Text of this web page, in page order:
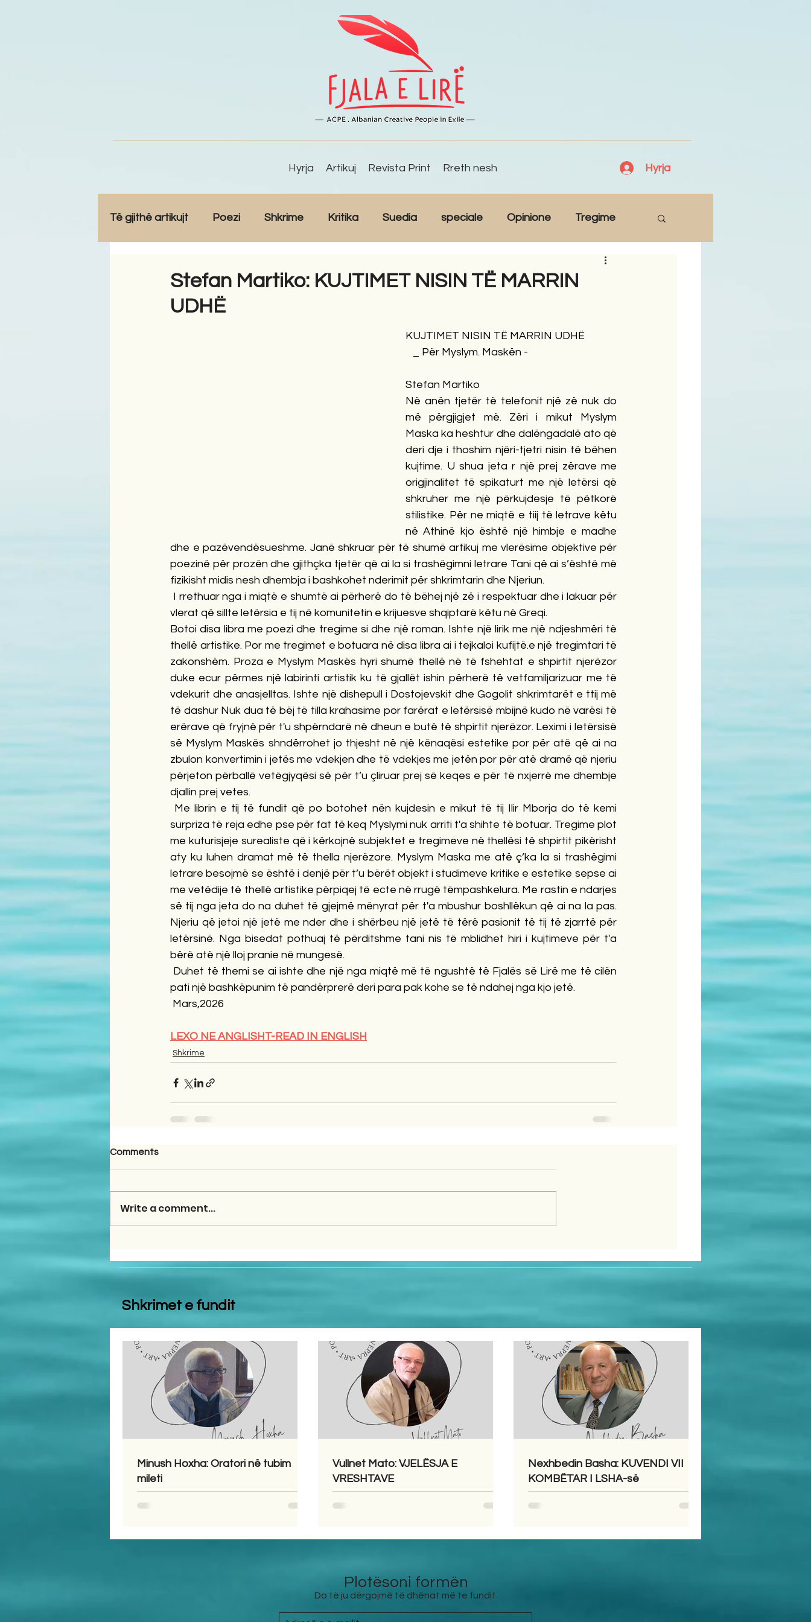
Hyrja Artikuj Revista Print Rreth nesh Hyrja
Të gjithë artikujt Poezi Shkrime Kritika Suedia speciale Opinione Tregime
Stefan Martiko: KUJTIMET NISIN TË MARRIN
UDHË
KUJTIMET NISIN TË MARRIN UDHË
_ Për Myslym. Maskën -
Stefan Martiko
Në anën tjetër të telefonit një zë nuk do
më përgjigjet më. Zëri i mikut Myslym
Maska ka heshtur dhe dalëngadalë ato që
deri dje i thoshim njëri-tjetri nisin të bëhen
kujtime. U shua jeta r një prej zërave me
origjinalitet të spikaturt me një letërsi që
shkruher me një përkujdesje të pëtkorë
stilistike. Për ne miqtë e tiij të letrave këtu
në Athinë kjo është një himbje e madhe
dhe e pazëvendësueshme. Janë shkruar për të shumë artikuj me vlerësime objektive për
poezinë për prozën dhe gjithçka tjetër që ai la si trashëgimni letrare Tani që ai s’është më
fizikisht midis nesh dhembja i bashkohet nderimit për shkrimtarin dhe Njeriun.
I rrethuar nga i miqtë e shumtë ai përherë do të bëhej një zë i respektuar dhe i lakuar për
vlerat që sillte letërsia e tij në komunitetin e krijuesve shqiptarë këtu në Greqi.
Botoi disa libra me poezi dhe tregime si dhe një roman. Ishte një lirik me një ndjeshmëri të
thellë artistike. Por me tregimet e botuara në disa libra ai i tejkaloi kufijtë.e një tregimtari të
zakonshëm. Proza e Myslym Maskës hyri shumë thellë në të fshehtat e shpirtit njerëzor
duke ecur përmes një labirinti artistik ku të gjallët ishin përherë të vetfamiljarizuar me të
vdekurit dhe anasjelltas. Ishte një dishepull i Dostojevskit dhe Gogolit shkrimtarët e ttij më
të dashur Nuk dua të bëj të tilla krahasime por farërat e letërsisë mbijnë kudo në varësi të
erërave që fryjnë për t'u shpërndarë në dheun e butë të shpirtit njerëzor. Leximi i letërsisë
së Myslym Maskës shndërrohet jo thjesht në një kënaqësi estetike por për atë që ai na
zbulon konvertimin i jetës me vdekjen dhe të vdekjes me jetën por për atë dramë që njeriu
përjeton përballë vetëgjyqësi së për t’u çliruar prej së keqes e për të nxjerrë me dhembje
djallin prej vetes.
Me librin e tij të fundit që po botohet nën kujdesin e mikut të tij Ilir Mborja do të kemi
surpriza të reja edhe pse për fat të keq Myslymi nuk arriti t'a shihte të botuar. Tregime plot
me kuturisjeje surealiste që i kërkojnë subjektet e tregimeve në thellësi të shpirtit pikërisht
aty ku luhen dramat më të thella njerëzore. Myslym Maska me atë ç’ka la si trashëgimi
letrare besojmë se është i denjë për t’u bërët objekt i studimeve kritike e estetike sepse ai
me vetëdije të thellë artistike përpiqej të ecte në rrugë tëmpashkelura. Me rastin e ndarjes
së tij nga jeta do na duhet të gjejmë mënyrat për t'a mbushur boshllëkun që ai na la pas.
Njeriu që jetoi një jetë me nder dhe i shërbeu një jetë të tërë pasionit të tij të zjarrtë për
letërsinë. Nga bisedat pothuaj të përditshme tani nis të mblidhet hiri i kujtimeve për t'a
bërë atë një lloj pranie në mungesë.
Duhet të themi se ai ishte dhe një nga miqtë më të ngushtë të Fjalës së Lirë me të cilën
pati një bashkëpunim të pandërprerë deri para pak kohe se të ndahej nga kjo jetë.
Mars,2026
LEXO NE ANGLISHT-READ IN ENGLISH
Shkrime
Comments
Write a comment...
Shkrimet e fundit
Minush Hoxha: Oratori në tubim
mileti
Vullnet Mato: VJELËSJA E
VRESHTAVE
Nexhbedin Basha: KUVENDI VII
KOMBËTAR I LSHA-së
Plotësoni formën
Do të ju dërgojmë të dhënat më te fundit.